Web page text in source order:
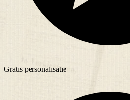
Gratis personalisatie